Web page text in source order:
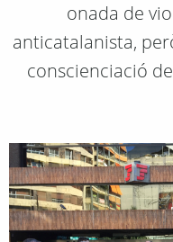
onada de
anticatalanista,
conscienciació